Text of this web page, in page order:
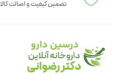
تضمین کیفیت و اصالت کالا